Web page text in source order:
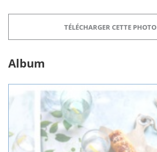
TÉLÉCHARGER CETTE PHOTO
Album